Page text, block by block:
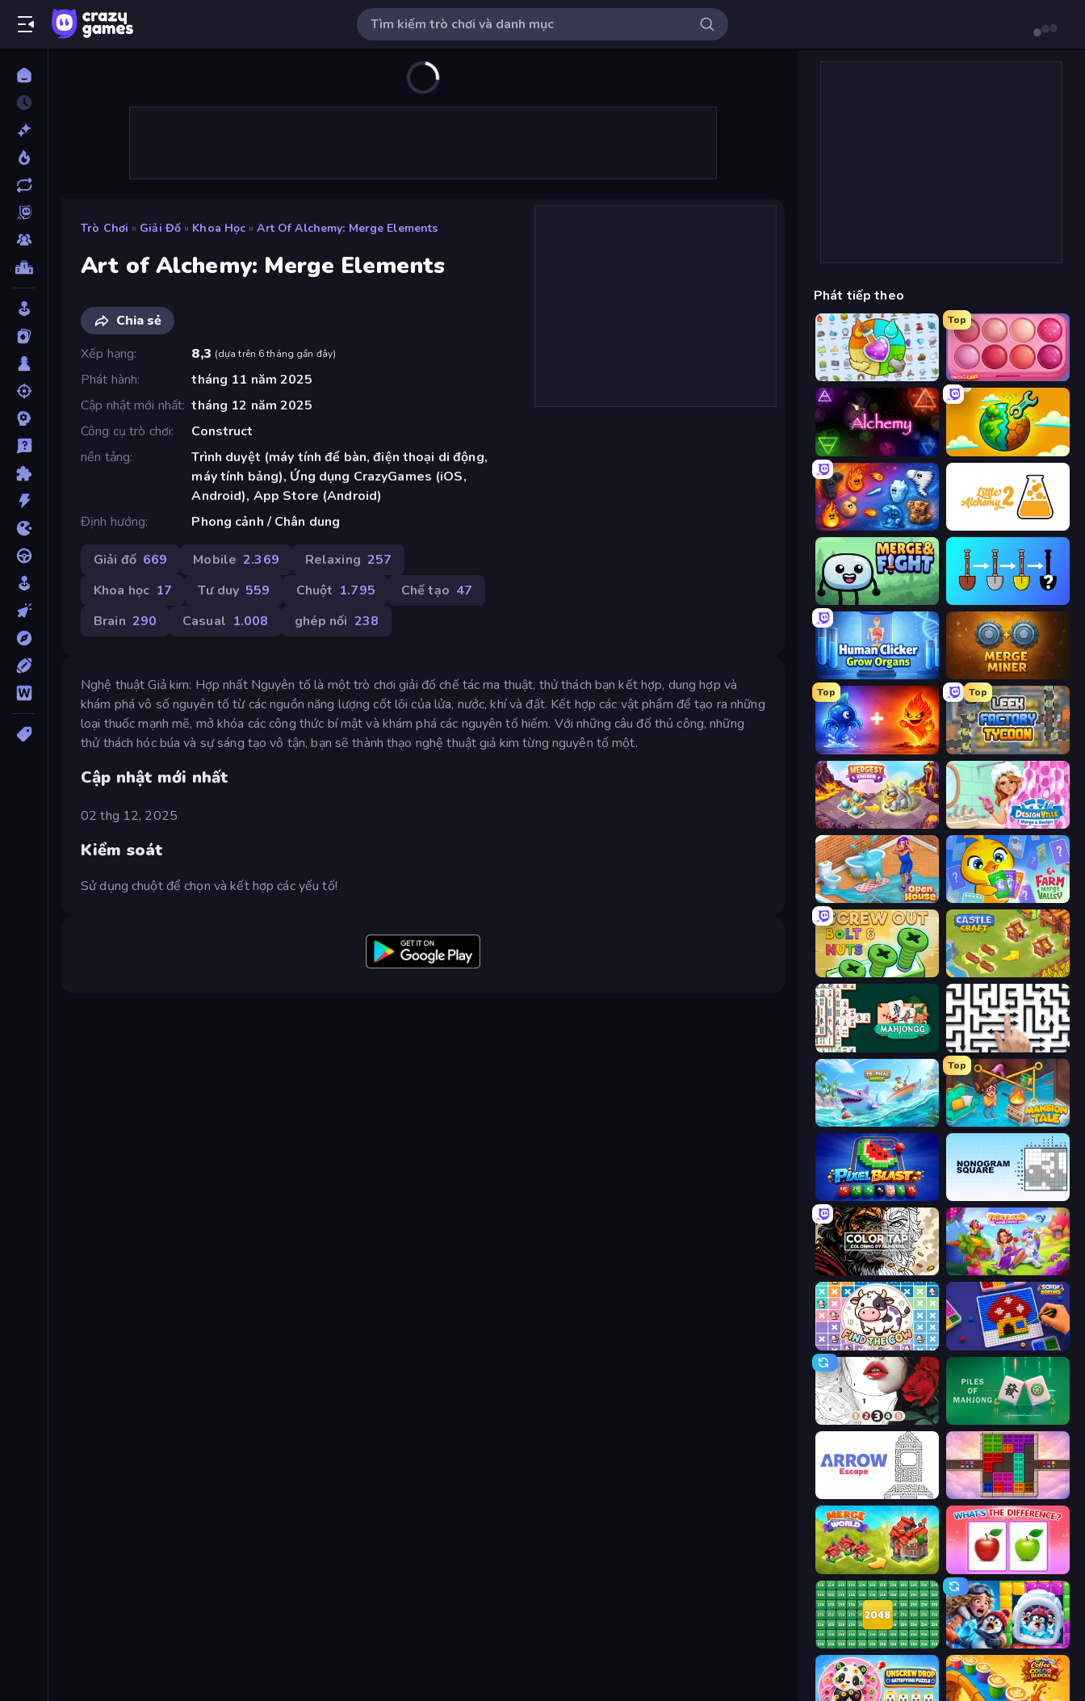
Trò Chơi » Giải Đố » Khoa Học » Art Of Alchemy: Merge Elements
Art of Alchemy: Merge Elements
Chia sẻ
Xếp hạng
8,3 (dựa trên 6 tháng gần đây)
Phát hành
tháng 11 năm 2025
Cập nhật mới nhất tháng 12 năm 2025
Công cụ trò chơi
Construct
nền tảng
Trình duyệt (máy tính để bàn, điện thoại di động,
máy tính bảng), Ứng dụng CrazyGames (iOS,
Android), App Store (Android)
Định hướng
Phong cảnh / Chân dung
Giải đố 669 Mobile 2.369 Relaxing 257
Khoa học 17 Tư duy 559 Chuột 1.795 Chế tạo 47
Brain 290 Casual 1.008 ghép nối 238
Nghệ thuật Giả kim: Hợp nhất Nguyên tố là một trò chơi giải đố chế tác ma thuật, thử thách bạn kết hợp, dung hợp và
khám phá vô số nguyên tố từ các nguồn năng lượng cốt lõi của lửa, nước, khí và đất. Kết hợp các vật phẩm để tạo ra những
loại thuốc mạnh mẽ, mở khóa các công thức bí mật và khám phá các nguyên tố hiếm. Với những câu đố thủ công, những
thử thách hóc búa và sự sáng tạo vô tận, bạn sẽ thành thạo nghệ thuật giả kim từng nguyên tố một.
Cập nhật mới nhất
02 thg 12, 2025
Kiểm soát
Sử dụng chuột để chọn và kết hợp các yếu tố!
Phát tiếp theo
Alchemy: Merge Elements
Top
Piece of Cake: Merge and Bake
Alchemy Land Explorers: Merge & Build
Elemental Merge
Merge & Fight
Human Clicker: Grow Organs Merge Miner
Top
Elemental Monsters: Merge
Top
Leek Factory Tycoon
Mergest Kingdom Designville: Merge & Design
Open House Farm Merge Valley
Screw Out: Bolts and Nuts Castle Craft
Mahjongg Solitaire Arrow Escape: Puzzle
Tropical Merge
Top
Mansion Tale: Merge Secrets
Pixel Blast
Color Tap: Coloring by Numbers Fairyland Merge & Magic
Find The Cow Screw Sorting
Numicolor Piles of Mahjong
Arrow Escape Color Cube Puzzle
Merge World What's The Difference?
2048 Merge Blocks Captain Blast